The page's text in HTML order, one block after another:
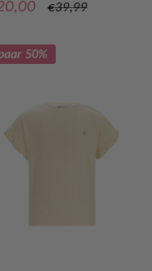
Normale
€39,99
50%